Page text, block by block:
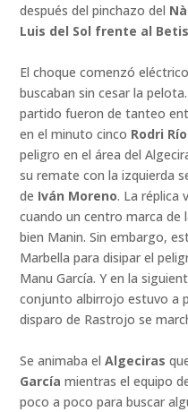
después del pinchazo del
Luis del Sol frente al
El choque comenzó
buscaban sin cesar la
partido fueron de tanteo
en el minuto cinco Rodri
peligro en el área del
su remate con la izquierda
de Iván Moreno. La réplica
cuando un centro marca de
bien Manin. Sin embargo,
Marbella para disipar el
Manu García. Y en la
conjunto albirrojo estuvo a
disparo de Rastrojo se
Se animaba el Algeciras
García mientras el equipo
poco a poco para buscar